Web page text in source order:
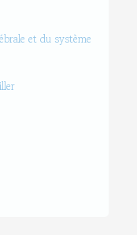
et du système